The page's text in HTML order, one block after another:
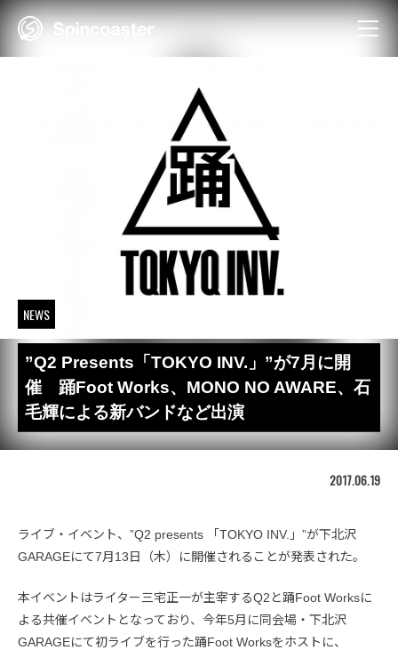
Skip
NEWS
”Q2 Presents「TOKYO INV.」”が7月に開
催 踊Foot Works、MONO NO AWARE、石
毛輝による新バンドなど出演
2017.06.19
ライブ・イベント、”Q2 presents 「TOKYO INV.」”が下北沢
GARAGEにて7月13日（木）に開催されることが発表された。
本イベントはライター三宅正一が主宰するQ2と踊Foot Worksに
よる共催イベントとなっており、今年5月に同会場・下北沢
GARAGEにて初ライブを行った踊Foot Worksをホストに、